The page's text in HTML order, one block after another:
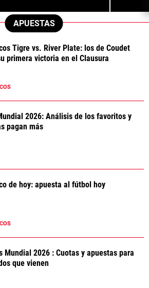
APUESTAS
Tigre vs. River Plate: los de Coudet
primera victoria en el Clausura
2026: Análisis de los favoritos y
pagan más
de hoy: apuesta al fútbol hoy
Mundial 2026 : Cuotas y apuestas para
que vienen